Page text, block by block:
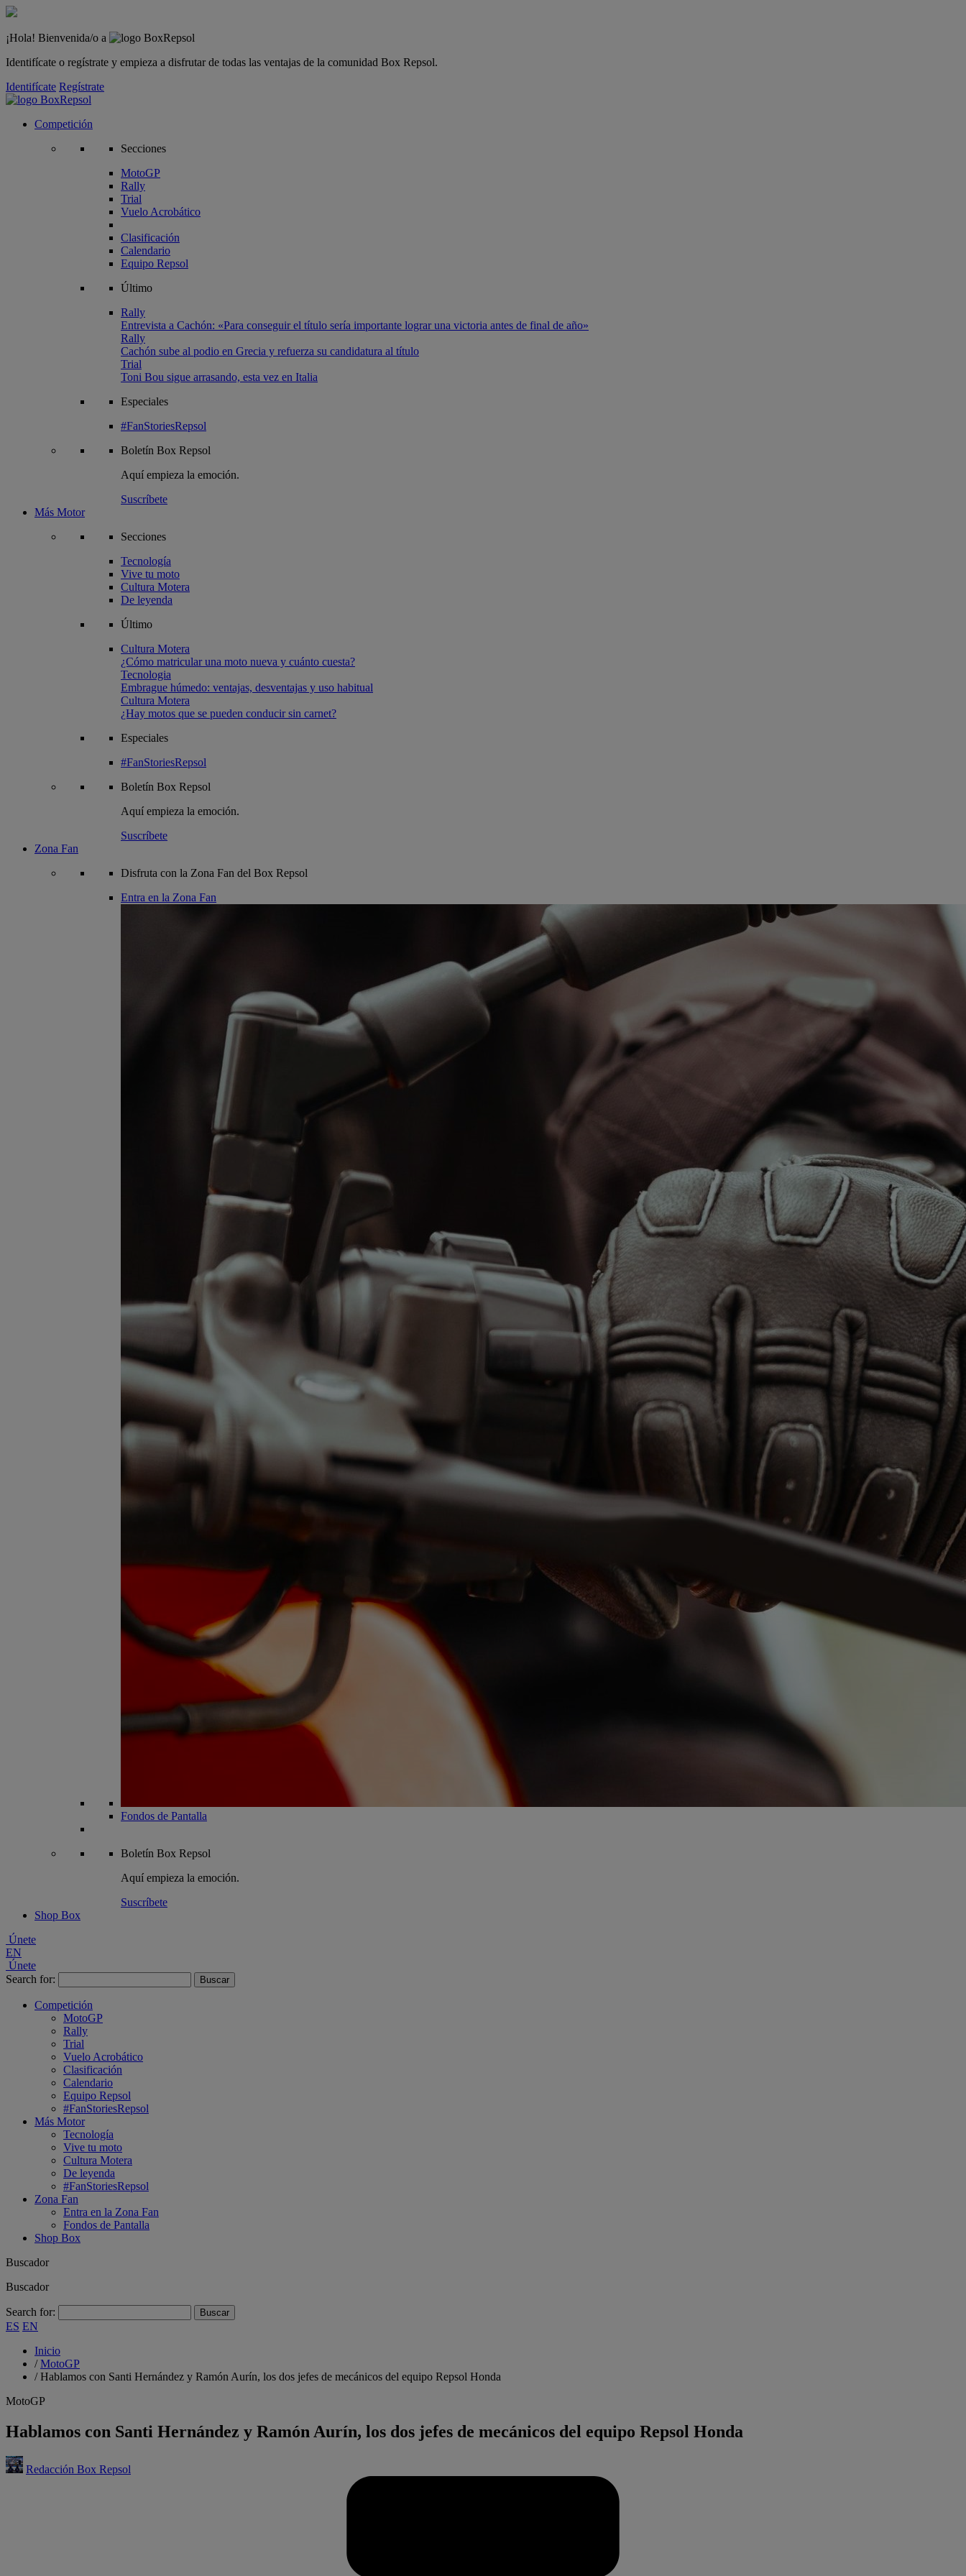
¡Hola! Bienvenida/o a
Identifícate o regístrate y empieza a disfrutar de todas las ventajas de la comunidad Box Repsol.
Identifícate Regístrate
Competición
Secciones
MotoGP
Rally
Trial
Vuelo Acrobático
Clasificación
Calendario
Equipo Repsol
Último
Rally
Entrevista a Cachón: «Para conseguir el título sería importante lograr una victoria antes de final de año»
Rally
Cachón sube al podio en Grecia y refuerza su candidatura al título
Trial
Toni Bou sigue arrasando, esta vez en Italia
Especiales
#FanStoriesRepsol
Boletín Box Repsol
Aquí empieza la emoción.
Suscríbete
Más Motor
Secciones
Tecnología
Vive tu moto
Cultura Motera
De leyenda
Último
Cultura Motera
¿Cómo matricular una moto nueva y cuánto cuesta?
Tecnologia
Embrague húmedo: ventajas, desventajas y uso habitual
Cultura Motera
¿Hay motos que se pueden conducir sin carnet?
Especiales
#FanStoriesRepsol
Boletín Box Repsol
Aquí empieza la emoción.
Suscríbete
Zona Fan
Disfruta con la Zona Fan del Box Repsol
Entra en la Zona Fan
Fondos de Pantalla
Boletín Box Repsol
Aquí empieza la emoción.
Suscríbete
Shop Box
Únete
EN
Únete
Search for:
Competición
MotoGP
Rally
Trial
Vuelo Acrobático
Clasificación
Calendario
Equipo Repsol
#FanStoriesRepsol
Más Motor
Tecnología
Vive tu moto
Cultura Motera
De leyenda
#FanStoriesRepsol
Zona Fan
Entra en la Zona Fan
Fondos de Pantalla
Shop Box
Buscador
Buscador
Search for:
ES EN
Inicio
/MotoGP
/Hablamos con Santi Hernández y Ramón Aurín, los dos jefes de mecánicos del equipo Repsol Honda
MotoGP
Hablamos con Santi Hernández y Ramón Aurín, los dos jefes de mecánicos del equipo Repsol Honda
Redacción Box Repsol